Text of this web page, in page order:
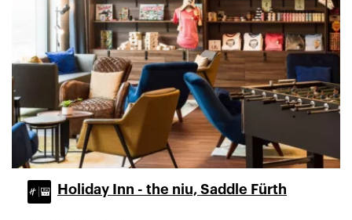
Holiday Inn - the niu, Saddle Fürth